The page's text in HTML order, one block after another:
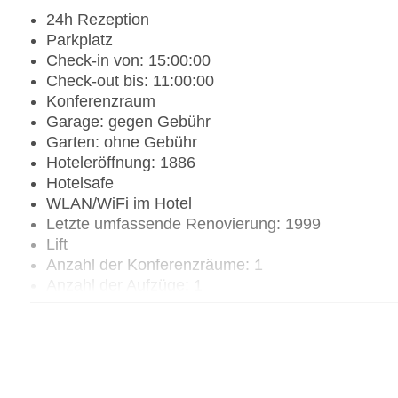
24h Rezeption
Parkplatz
Check-in von: 15:00:00
Check-out bis: 11:00:00
Konferenzraum
Garage: gegen Gebühr
Garten: ohne Gebühr
Hoteleröffnung: 1886
Hotelsafe
WLAN/WiFi im Hotel
Letzte umfassende Renovierung: 1999
Lift
Anzahl der Konferenzräume: 1
Anzahl der Aufzüge: 1